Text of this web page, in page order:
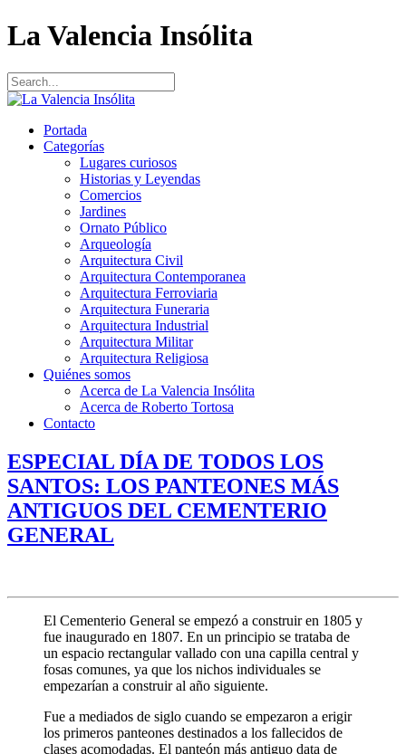
La Valencia Insólita
Portada
Categorías
Lugares curiosos
Historias y Leyendas
Comercios
Jardines
Ornato Público
Arqueología
Arquitectura Civil
Arquitectura Contemporanea
Arquitectura Ferroviaria
Arquitectura Funeraria
Arquitectura Industrial
Arquitectura Militar
Arquitectura Religiosa
Quiénes somos
Acerca de La Valencia Insólita
Acerca de Roberto Tortosa
Contacto
ESPECIAL DÍA DE TODOS LOS
SANTOS: LOS PANTEONES MÁS
ANTIGUOS DEL CEMENTERIO
GENERAL
El Cementerio General se empezó a construir en 1805 y
fue inaugurado en 1807. En un principio se trataba de
un espacio rectangular vallado con una capilla central y
fosas comunes, ya que los nichos individuales se
empezarían a construir al año siguiente.
Fue a mediados de siglo cuando se empezaron a erigir
los primeros panteones destinados a los fallecidos de
clases acomodadas. El panteón más antiguo data de